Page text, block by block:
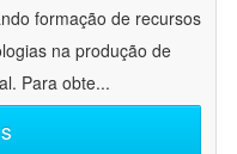
formação de recursos
na produção de
Para obte...